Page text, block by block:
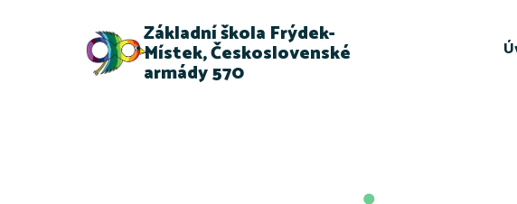
Základní škola Frýdek-
Místek, Československé
armády 570